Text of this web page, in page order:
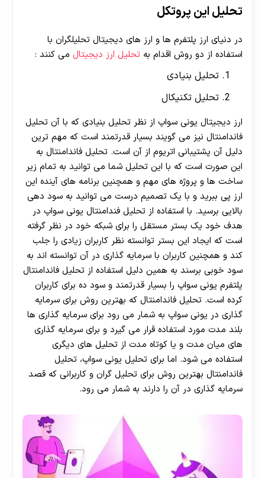
تحلیل این پروتکل
در دنیای ارز پلتفرم ها و ارز های دیجیتال تحلیلگران با
استفاده از دو روش اقدام به تحلیل ارز دیجیتال می کنند :
تحلیل بنیادی
تحلیل تکنیکال
ارز دیجیتال یونی سواپ از نظر تحلیل بنیادی که با آن تحلیل
فاندامنتال نیز می گویند بسیار قدرتمند است که مهم ترین
دلیل آن پشتیبانی اتریوم از آن است. تحلیل فاندامنتال به
این صورت است که با این تحلیل شما می توانید به تمام زیر
ساخت ها و پروژه های مهم و همچنین برنامه های آینده این
ارز پی ببرید و با یک تصمیم درست می توانید به سود دهی
بالایی برسید. با استفاده از تحلیل فندامنتال یونی سواپ در
هدف خود یک بستر مستقل را برای شبکه خود در نظر گرفته
است که ایجاد این بستر توانسته نظر کاربران زیادی را جلب
کند و همچنین کاربران با سرمایه گذاری در آن توانسته اند به
سود خوبی برسند به همین دلیل استفاده از تحلیل فاندامنتال
پلتفرم یونی سواپ را بسیار قدرتمند و سود ده برای کاربران
کرده است. تحلیل فاندامنتال که بهترین روش برای سرمایه
گذاری در یونی سواپ به شمار می رود برای سرمایه گذاری ها
بلند مدت مورد استفاده قرار می گیرد و برای سرمایه گذاری
های میان مدت و یا کوتاه مدت از تحلیل های دیگری
استفاده می شود. اما برای تحلیل یونی سواپ، تحلیل
فاندامنتال بهترین روش برای تحلیل گران و کاربرانی که قصد
سرمایه گذاری در آن را دارند به شمار می رود.